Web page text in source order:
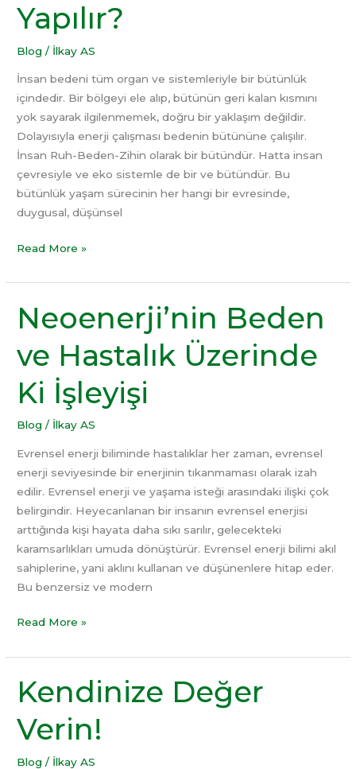
Yapılır?
Blog / İlkay AS
İnsan bedeni tüm organ ve sistemleriyle bir bütünlük
içindedir. Bir bölgeyi ele alıp, bütünün geri kalan kısmını
yok sayarak ilgilenmemek, doğru bir yaklaşım değildir.
Dolayısıyla enerji çalışması bedenin bütününe çalışılır.
İnsan Ruh-Beden-Zihin olarak bir bütündür. Hatta insan
çevresiyle ve eko sistemle de bir ve bütündür. Bu
bütünlük yaşam sürecinin her hangi bir evresinde,
duygusal, düşünsel
Yapılır?
Read More »
Neoenerji’nin Beden
ve Hastalık Üzerinde
Ki İşleyişi
Blog / İlkay AS
Evrensel enerji biliminde hastalıklar her zaman, evrensel
enerji seviyesinde bir enerjinin tıkanmaması olarak izah
edilir. Evrensel enerji ve yaşama isteği arasındaki ilişki çok
belirgindir. Heyecanlanan bir insanın evrensel enerjisi
arttığında kişi hayata daha sıkı sarılır, gelecekteki
karamsarlıkları umuda dönüştürür. Evrensel enerji bilimi akıl
sahiplerine, yani aklını kullanan ve düşünenlere hitap eder.
Bu benzersiz ve modern
Neoenerji’nin
Beden
Hastalık
Üzerinde
Ki
İşleyişi
Read More »
Kendinize Değer
Verin!
Blog / İlkay AS
Kendinize
Değer
Verin!